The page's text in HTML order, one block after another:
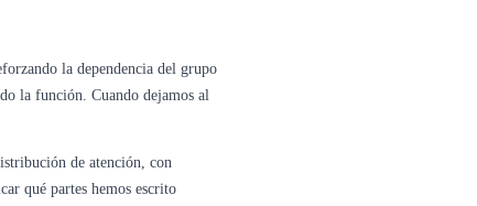
la dependencia del grupo
la función. Cuando dejamos al
de atención, con
qué partes hemos escrito